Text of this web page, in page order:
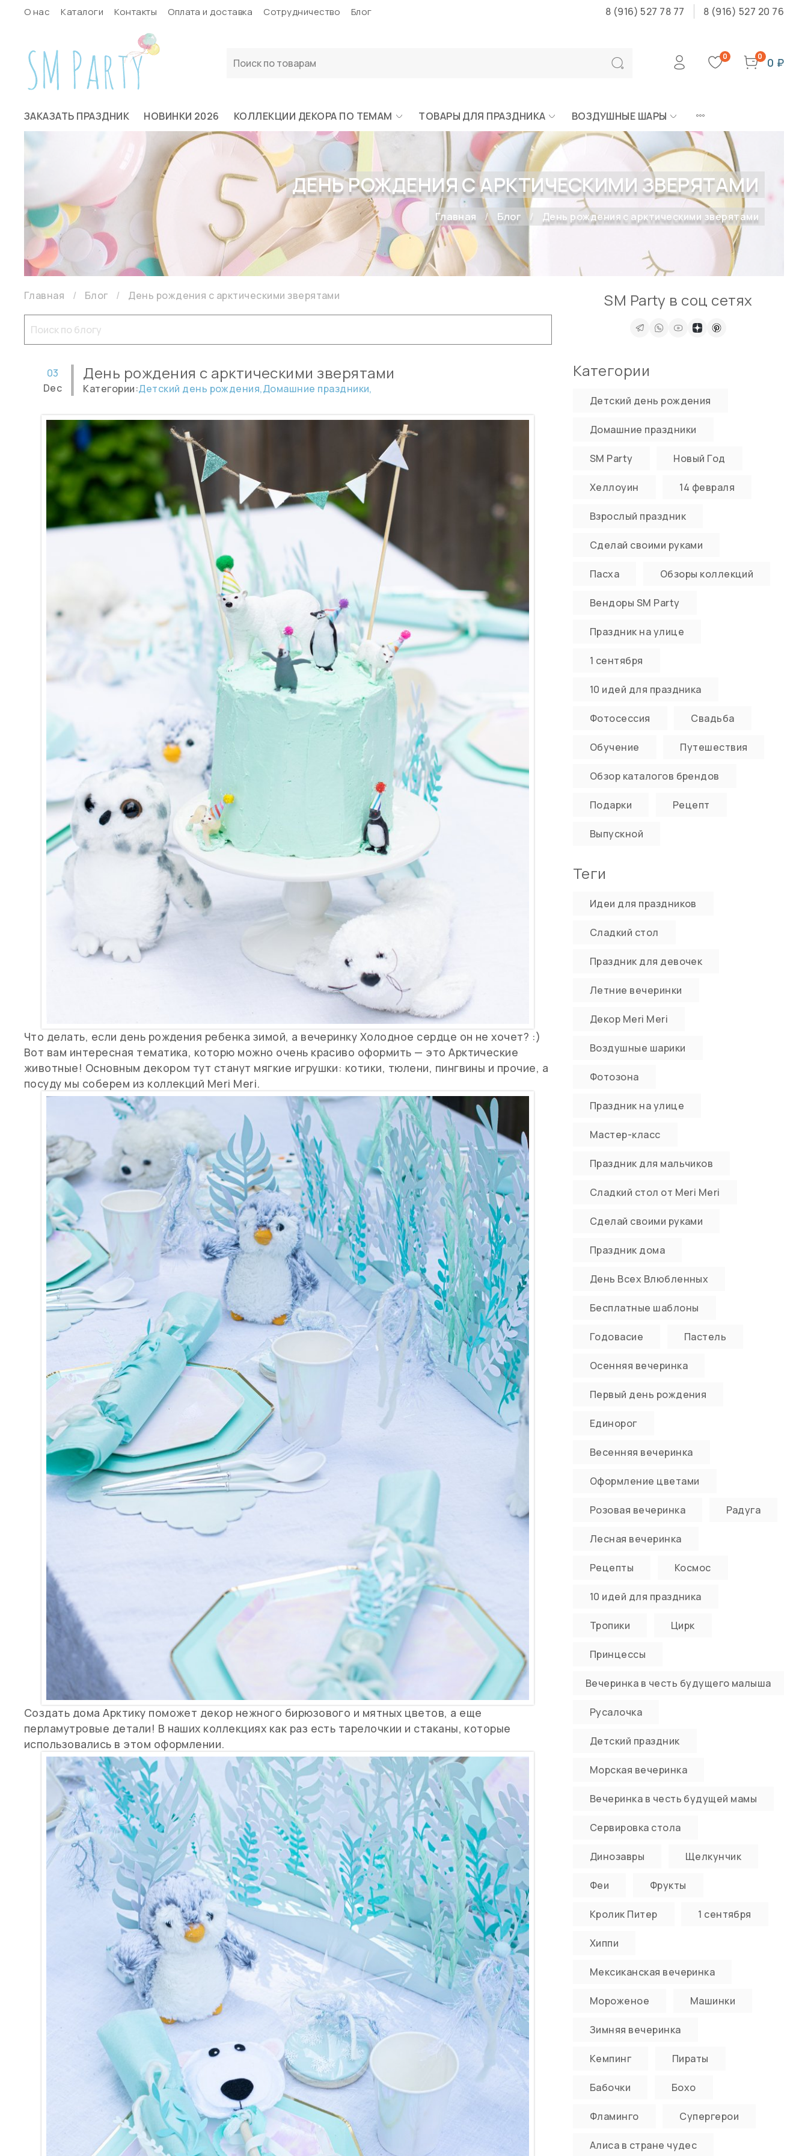
О нас Каталоги Контакты Оплата и доставка Сотрудничество Блог 8 (916) 527 78 77 8 (916) 527 20 76
0 0 0 ₽
ЗАКАЗАТЬ ПРАЗДНИК НОВИНКИ 2026 КОЛЛЕКЦИИ ДЕКОРА ПО ТЕМАМ ТОВАРЫ ДЛЯ ПРАЗДНИКА ВОЗДУШНЫЕ ШАРЫ
ДЕНЬ РОЖДЕНИЯ С АРКТИЧЕСКИМИ ЗВЕРЯТАМИ
Главная Блог День рождения с арктическими зверятами
Главная Блог День рождения с арктическими зверятами
День рождения с арктическими зверятами
03
Dec
Категории:Детский день рождения,Домашние праздники,
Что делать, если день рождения ребенка зимой, а вечеринку Холодное сердце он не хочет? :)
Вот вам интересная тематика, которю можно очень красиво оформить — это Арктические
животные! Основным декором тут станут мягкие игрушки: котики, тюлени, пингвины и прочие, а
посуду мы соберем из коллекций Meri Meri.
Создать дома Арктику поможет декор нежного бирюзового и мятных цветов, а еще
перламутровые детали! В наших коллекциях как раз есть тарелочкии и стаканы, которые
использовались в этом оформлении.
SM Party в соц сетях
Категории
Детский день рождения
Домашние праздники
SM Party Новый Год
Хеллоуин 14 февраля
Взрослый праздник
Сделай своими руками
Пасха Обзоры коллекций
Вендоры SM Party
Праздник на улице
1 сентября
10 идей для праздника
Фотосессия Свадьба
Обучение Путешествия
Обзор каталогов брендов
Подарки Рецепт
Выпускной
Теги
Идеи для праздников
Сладкий стол
Праздник для девочек
Летние вечеринки
Декор Meri Meri
Воздушные шарики
Фотозона
Праздник на улице
Мастер-класс
Праздник для мальчиков
Сладкий стол от Meri Meri
Сделай своими руками
Праздник дома
День Всех Влюбленных
Бесплатные шаблоны
Годовасие Пастель
Осенняя вечеринка
Первый день рождения
Единорог
Весенняя вечеринка
Оформление цветами
Розовая вечеринка Радуга
Лесная вечеринка
Рецепты Космос
10 идей для праздника
Тропики Цирк
Принцессы
Вечеринка в честь будущего малыша
Русалочка
Детский праздник
Морская вечеринка
Вечеринка в честь будущей мамы
Сервировка стола
Динозавры Щелкунчик
Феи Фрукты
Кролик Питер 1 сентября
Хиппи
Мексиканская вечеринка
Мороженое Машинки
Зимняя вечеринка
Кемпинг Пираты
Бабочки Бохо
Фламинго Супергерои
Алиса в стране чудес